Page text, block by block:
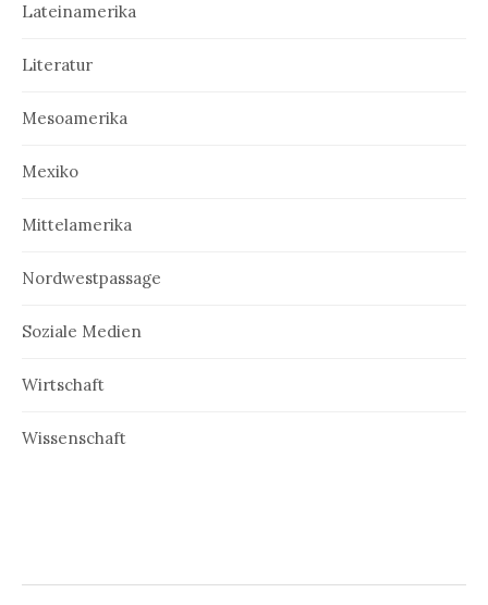
Lateinamerika
Literatur
Mesoamerika
Mexiko
Mittelamerika
Nordwestpassage
Soziale Medien
Wirtschaft
Wissenschaft